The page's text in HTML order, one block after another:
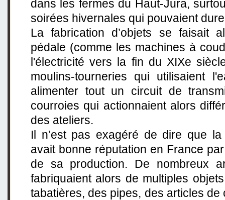
dans les fermes du Haut-Jura,
soirées hivernales qui pouvaient
La fabrication d’objets se faisait
pédale (comme les machines à
l'électricité vers la fin du XIXe
moulins-tourneries qui utilisaient
alimenter tout un circuit de
courroies qui actionnaient alors
des ateliers.
Il n’est pas exagéré de dire que
avait bonne réputation en France
de sa production. De nombreux
fabriquaient alors de multiples
tabatières, des pipes, des articles de